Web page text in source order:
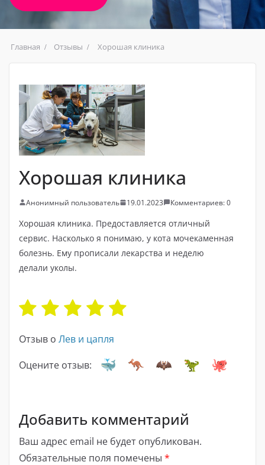
Главная Отзывы Хорошая клиника
Хорошая клиника
Анонимный пользователь 19.01.2023 Комментариев: 0
Хорошая клиника. Предоставляется отличный
сервис. Насколько я понимаю, у кота мочекаменная
болезнь. Ему прописали лекарства и неделю
делали уколы.
Отзыв о Лев и цапля
Оцените отзыв:
Добавить комментарий
Ваш адрес email не будет опубликован.
Обязательные поля помечены *